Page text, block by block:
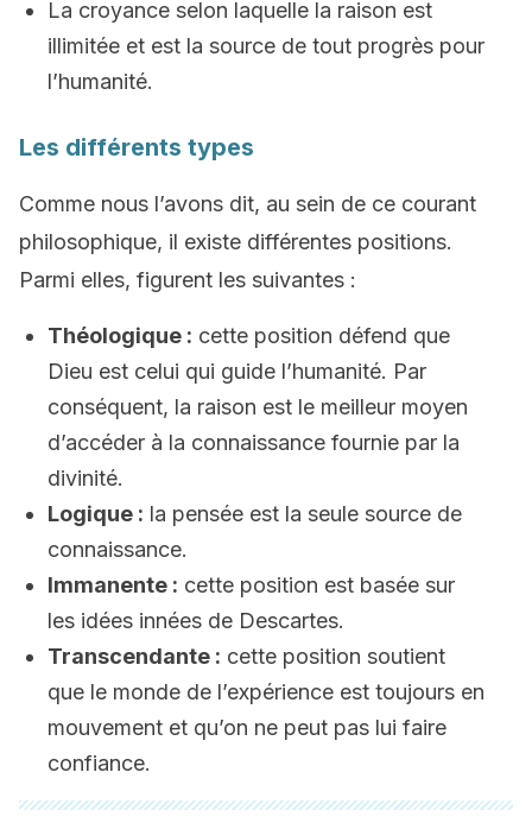
La croyance selon laquelle la raison est
illimitée et est la source de tout progrès pour
l’humanité.
Les différents types
Comme nous l’avons dit, au sein de ce courant
philosophique, il existe différentes positions.
Parmi elles, figurent les suivantes :
Théologique : cette position défend que
Dieu est celui qui guide l’humanité. Par
conséquent, la raison est le meilleur moyen
d’accéder à la connaissance fournie par la
divinité.
Logique : la pensée est la seule source de
connaissance.
Immanente : cette position est basée sur
les idées innées de Descartes.
Transcendante : cette position soutient
que le monde de l’expérience est toujours en
mouvement et qu’on ne peut pas lui faire
confiance.